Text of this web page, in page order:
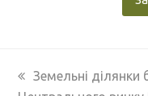
previous
Земельні ділянки